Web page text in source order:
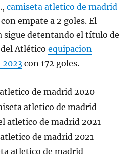
camiseta atletico de madrid
empate a 2 goles. El
sigue detentando el título de
Atléticoequipacion
2023 con 172 goles.